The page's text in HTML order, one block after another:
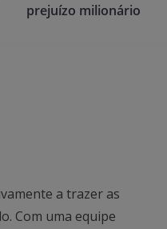
prejuízo milionário
a trazer as
Com uma equipe